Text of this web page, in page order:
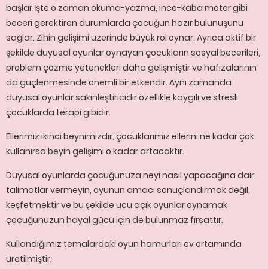
başlar.İşte o zaman okuma-yazma, ince-kaba motor gibi
beceri gerektiren durumlarda çocuğun hazır bulunuşunu
sağlar. Zihin gelişimi üzerinde büyük rol oynar. Ayrıca aktif bir
şekilde duyusal oyunlar oynayan çocukların sosyal becerileri,
problem çözme yetenekleri daha gelişmiştir ve hafızalarının
da güçlenmesinde önemli bir etkendir. Aynı zamanda
duyusal oyunlar sakinleştiricidir özellikle kaygılı ve stresli
çocuklarda terapi gibidir.
Ellerimiz ikinci beynimizdir, çocuklarımız ellerini ne kadar çok
kullanırsa beyin gelişimi o kadar artacaktır.
Duyusal oyunlarda çocuğunuza neyi nasıl yapacağına dair
talimatlar vermeyin, oyunun amacı sonuçlandırmak değil,
keşfetmektir ve bu şekilde ucu açık oyunlar oynamak
çocuğunuzun hayal gücü için de bulunmaz fırsattır.
Kullandığımız temalardaki oyun hamurları ev ortamında
üretilmiştir,